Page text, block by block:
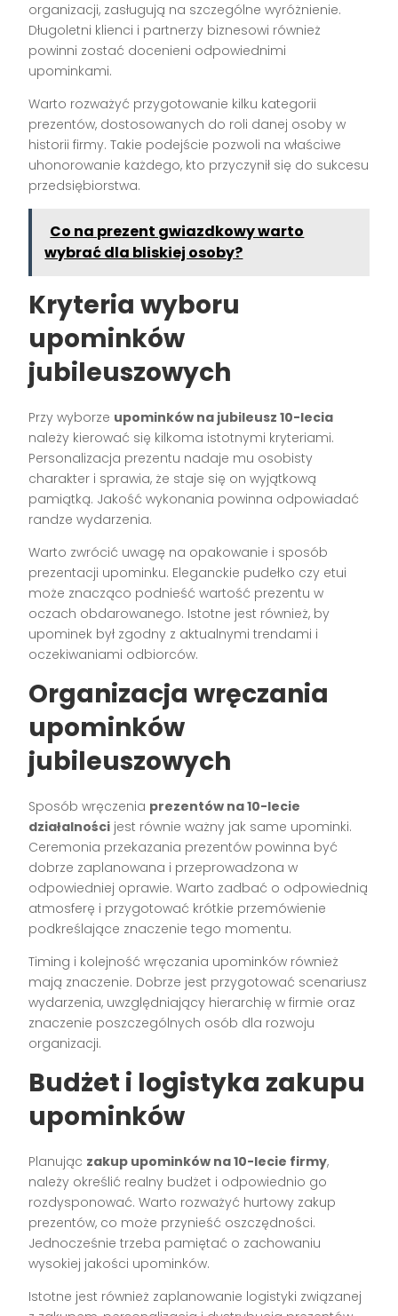
organizacji, zasługują na szczególne wyróżnienie.
Długoletni klienci i partnerzy biznesowi również
powinni zostać docenieni odpowiednimi
upominkami.
Warto rozważyć przygotowanie kilku kategorii
prezentów, dostosowanych do roli danej osoby w
historii firmy. Takie podejście pozwoli na właściwe
uhonorowanie każdego, kto przyczynił się do sukcesu
przedsiębiorstwa.
Co na prezent gwiazdkowy warto
wybrać dla bliskiej osoby?
Kryteria wyboru
upominków
jubileuszowych
Przy wyborze upominków na jubileusz 10-lecia
należy kierować się kilkoma istotnymi kryteriami.
Personalizacja prezentu nadaje mu osobisty
charakter i sprawia, że staje się on wyjątkową
pamiątką. Jakość wykonania powinna odpowiadać
randze wydarzenia.
Warto zwrócić uwagę na opakowanie i sposób
prezentacji upominku. Eleganckie pudełko czy etui
może znacząco podnieść wartość prezentu w
oczach obdarowanego. Istotne jest również, by
upominek był zgodny z aktualnymi trendami i
oczekiwaniami odbiorców.
Organizacja wręczania
upominków
jubileuszowych
Sposób wręczenia prezentów na 10-lecie
działalności jest równie ważny jak same upominki.
Ceremonia przekazania prezentów powinna być
dobrze zaplanowana i przeprowadzona w
odpowiedniej oprawie. Warto zadbać o odpowiednią
atmosferę i przygotować krótkie przemówienie
podkreślające znaczenie tego momentu.
Timing i kolejność wręczania upominków również
mają znaczenie. Dobrze jest przygotować scenariusz
wydarzenia, uwzględniający hierarchię w firmie oraz
znaczenie poszczególnych osób dla rozwoju
organizacji.
Budżet i logistyka zakupu
upominków
Planując zakup upominków na 10-lecie firmy,
należy określić realny budżet i odpowiednio go
rozdysponować. Warto rozważyć hurtowy zakup
prezentów, co może przynieść oszczędności.
Jednocześnie trzeba pamiętać o zachowaniu
wysokiej jakości upominków.
Istotne jest również zaplanowanie logistyki związanej